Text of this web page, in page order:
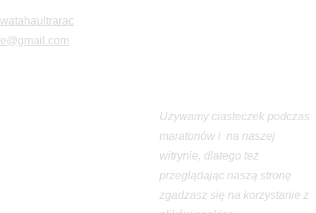
watahaultrarac
e@gmail.com
Używamy ciasteczek podczas
maratonów i  na naszej
witrynie, dlatego też
przeglądając naszą stronę
zgadzasz się na korzystanie z